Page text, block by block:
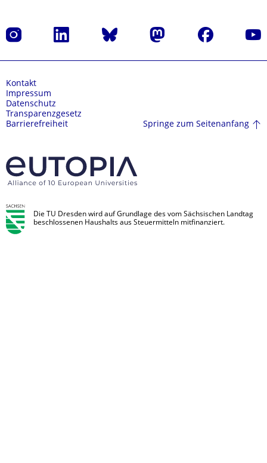
Instagram LinkedIn Bluesky Mastodon Facebook
Kontakt
Impressum
Datenschutz
Transparenzgesetz
Barrierefreiheit
Springe zum Seitenanfang
Die TU Dresden wird auf Grundlage des vom Sächsischen Landtag
beschlossenen Haushalts aus Steuermitteln mitfinanziert.